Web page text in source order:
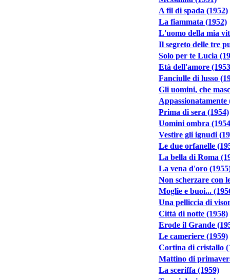
A fil di spada (1952)
La fiammata (1952)
L'uomo della mia
Il segreto delle tre
Solo per te Lucia
Età dell'amore
Fanciulle di lusso
Gli uomini, che
Appassionatamente
Prima di sera (1954)
Uomini ombra
Vestire gli ignudi
Le due orfanelle
La bella di Roma
La vena d'oro
Non scherzare con
Moglie e buoi...
Una pelliccia di
Città di notte (1958)
Erode il Grande
Le cameriere (1959)
Cortina di cristallo
Mattino di
La sceriffa (1959)